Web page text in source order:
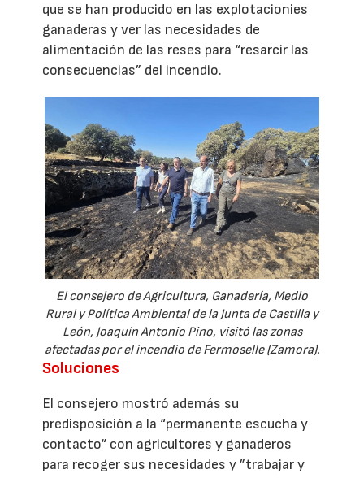
que se han producido en las explotacionies
ganaderas y ver las necesidades de
alimentación de las reses para “resarcir las
consecuencias” del incendio.
El consejero de Agricultura, Ganadería, Medio
Rural y Política Ambiental de la Junta de Castilla y
León, Joaquín Antonio Pino, visitó las zonas
afectadas por el incendio de Fermoselle (Zamora).
Soluciones
El consejero mostró además su
predisposición a la “permanente escucha y
contacto“ con agricultores y ganaderos
para recoger sus necesidades y ”trabajar y